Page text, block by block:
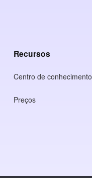
Recursos
Centro de conhecimento
Preços